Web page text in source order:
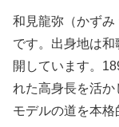
和見龍弥（かず
です。出身地は
開しています。
れた高身長を活
モデルの道を本格